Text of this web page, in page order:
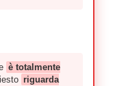
è totalmente
riguarda